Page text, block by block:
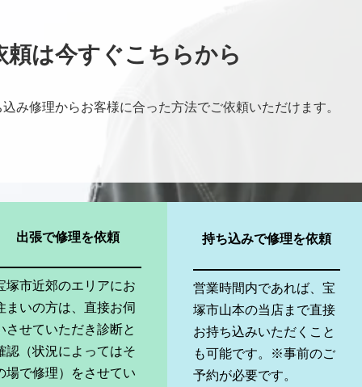
頼は今すぐこちらから
み修理からお客様に合った方法でご依頼いただけます。
出張で修理を依頼
塚市近郊のエリアにお
まいの方は、直接お伺
させていただき診断と
認（状況によってはそ
場で修理）をさせてい
持ち込みで修理を依頼
営業時間内であれば、宝
塚市山本の当店まで直接
お持ち込みいただくこと
も可能です。※事前のご
予約が必要です。